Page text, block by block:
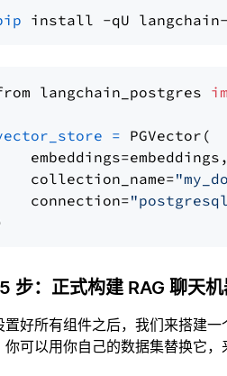
langchain_postgres
= PGVector(
embeddings=embeddings,
collection_name=
connection=
步：正式构建 RAG 聊天
置好所有组件之后，我们来搭建
你可以用你自己的数据集替换它，